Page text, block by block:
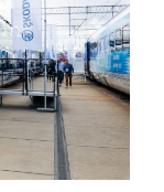
Next